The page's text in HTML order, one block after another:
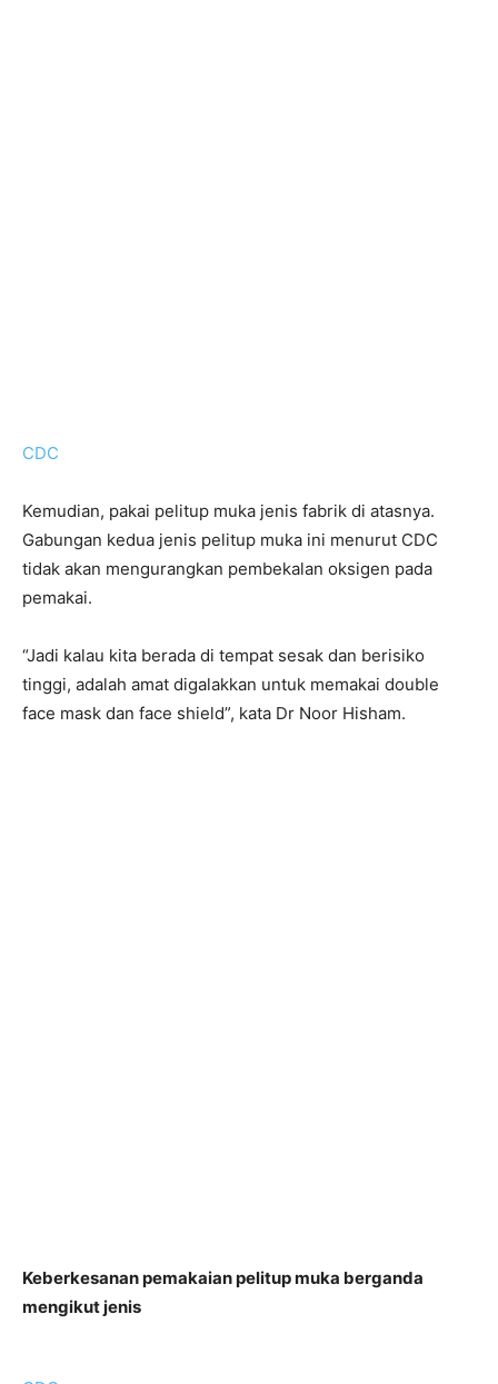
CDC
Kemudian, pakai pelitup muka jenis fabrik di atasnya.
Gabungan kedua jenis pelitup muka ini menurut CDC
tidak akan mengurangkan pembekalan oksigen pada
pemakai.
“Jadi kalau kita berada di tempat sesak dan berisiko
tinggi, adalah amat digalakkan untuk memakai double
face mask dan face shield”, kata Dr Noor Hisham.
Keberkesanan pemakaian pelitup muka berganda
mengikut jenis